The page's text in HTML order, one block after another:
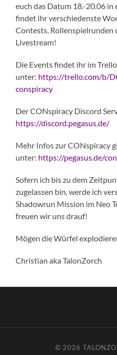
euch das Datum 18.-20.06
findet ihr verschiedenste
Contests, Rollenspielrunden
Livestream!
Die Events findet ihr im
unter: https://trello.com/b/
conspiracy
Der CONspiracy Discord
https://discord.pegasus.de/
Mehr Infos zur CONspiracy
unter: https://pegasus.de/
Sofern ich bis zu dem
zugelassen bin, werde ich
Shadowrun Mission im Neo
freuen wir uns drauf!
Mögen die Würfel
Christian aka TalonZorch
© 2026